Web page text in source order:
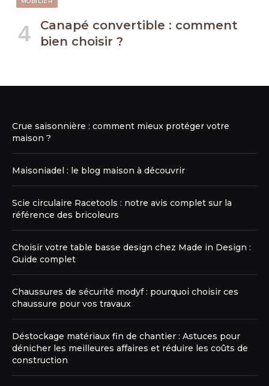
Canapé convertible : comment
bien choisir ?
Crue saisonnière : comment mieux protéger votre
maison ?
Maisoniadel : le blog maison à découvrir
Scie circulaire Racetools : notre avis complet sur la
référence des bricoleurs
Choisir votre table basse design chez Made in Design :
Guide complet
Chaussures de sécurité modyf : pourquoi choisir ces
chaussure pour vos travaux
Déstockage matériaux fin de chantier : Astuces pour
dénicher les meilleures affaires et réduire les coûts de
construction